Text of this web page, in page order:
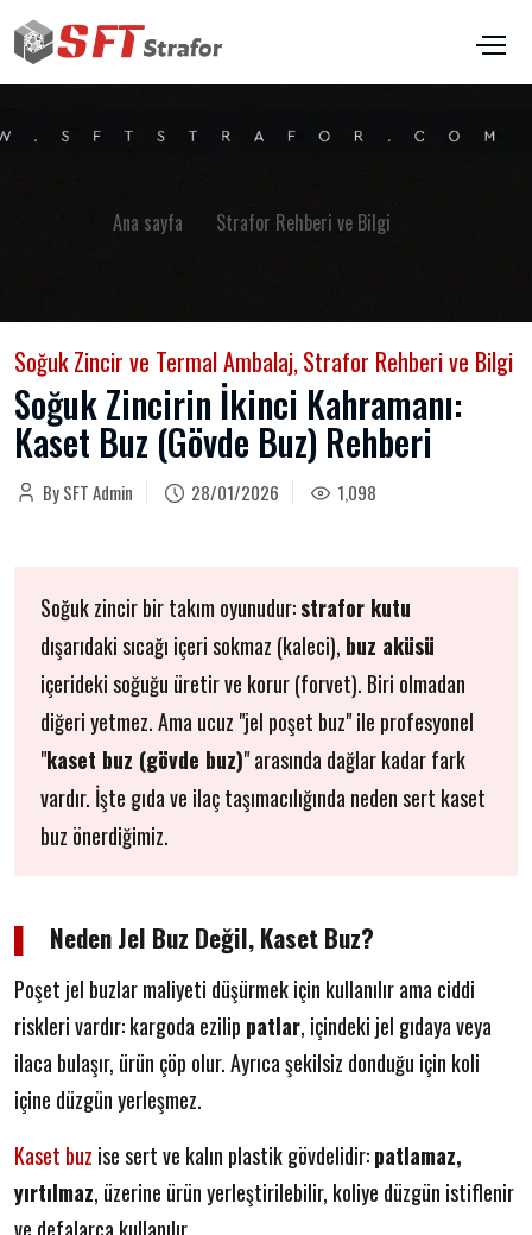
Ana sayfa Strafor Rehberi ve Bilgi
Soğuk Zincir ve Termal Ambalaj,Strafor Rehberi ve Bilgi
Soğuk Zincirin İkinci Kahramanı:
Kaset Buz (Gövde Buz) Rehberi
By SFT Admin 28/01/2026 1,098
Soğuk zincir bir takım oyunudur:strafor kutu
dışarıdaki sıcağı içeri sokmaz (kaleci), buz aküsü
içerideki soğuğu üretir ve korur (forvet). Biri olmadan
diğeri yetmez. Ama ucuz "jel poşet buz" ile profesyonel
"kaset buz (gövde buz)" arasında dağlar kadar fark
vardır. İşte gıda ve ilaç taşımacılığında neden sert kaset
buz önerdiğimiz.
▌ Neden Jel Buz Değil, Kaset Buz?
Poşet jel buzlar maliyeti düşürmek için kullanılır ama ciddi
riskleri vardır: kargoda ezilip patlar, içindeki jel gıdaya veya
ilaca bulaşır, ürün çöp olur. Ayrıca şekilsiz donduğu için koli
içine düzgün yerleşmez.
Kaset buz ise sert ve kalın plastik gövdelidir:patlamaz,
yırtılmaz, üzerine ürün yerleştirilebilir, koliye düzgün istiflenir